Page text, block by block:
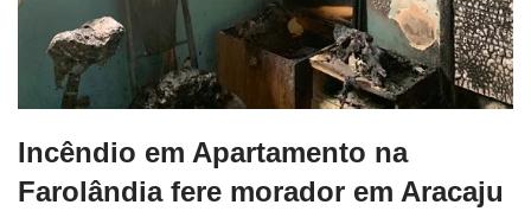
Incêndio em Apartamento na
Farolândia fere morador em Aracaju